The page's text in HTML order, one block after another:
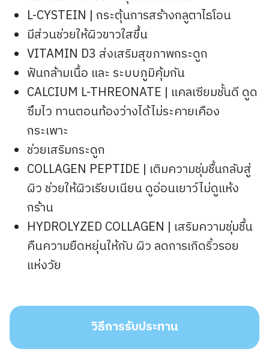
L-CYSTEIN | กระตุ้นการสร้างกลูตาไธโอน
มีส่วนช่วยให้ผิวขาวใสขึ้น
VITAMIN D3 ส่งเสริมสุขภาพกระดูก
ฟันกล้ามเนื้อ และ ระบบภูมิคุ้มกัน
CALCIUM L-THREONATE | แคลเซียมชั้นดี ดูด
ซึมไว ทานตอนท้องว่างได้ไม่ระคายเคือง
กระเพาะ
ช่วยเสริมกระดูก
COLLAGEN PEPTIDE | เติมความชุ่มชื้นกลับสู่
ผิว ช่วยให้ผิวเรียบเนียน ดูอ่อนเยาว์ไม่ดูแห้ง
กร้าน
HYDROLYZED COLLAGEN | เสริมความชุ่มชื้น
คืนความยืดหยุ่นให้กับ ผิว ลดการเกิดริ้วรอย
แห่งวัย
วิธีการรับประทาน